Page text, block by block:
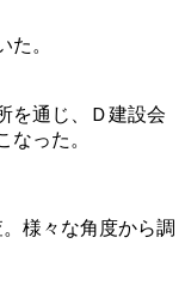
た。
を通じ、Ｄ建設会
なった。
様々な角度から調